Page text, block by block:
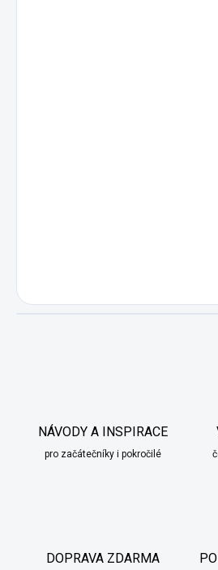
NÁVODY A INSPIRACE
pro začátečníky i pokročilé
DOPRAVA ZDARMA